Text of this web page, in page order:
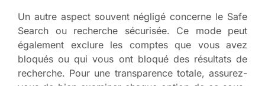
Un autre aspect souvent négligé concerne le Safe
Search ou recherche sécurisée. Ce mode peut
également exclure les comptes que vous avez
bloqués ou qui vous ont bloqué des résultats de
recherche. Pour une transparence totale, assurez-